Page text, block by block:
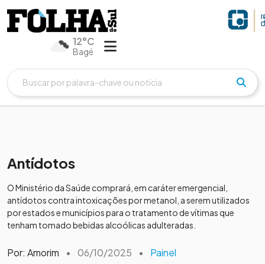
12°C
Bagé
Antídotos
O Ministério da Saúde comprará, em caráter emergencial,
antídotos contra intoxicações por metanol, a serem utilizados
por estados e municípios para o tratamento de vítimas que
tenham tomado bebidas alcoólicas adulteradas.
Por: Amorim • 06/10/2025 • Painel